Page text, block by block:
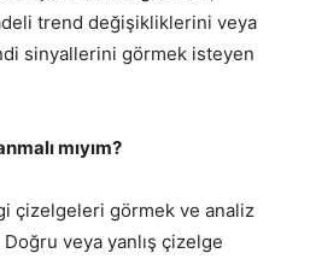
trend değişikliklerini veya
sinyallerini görmek isteyen
mıyım?
çizelgeleri görmek ve analiz
veya yanlış çizelge